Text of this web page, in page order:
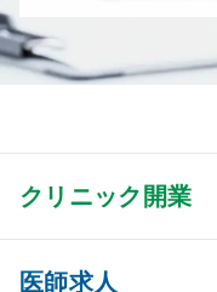
クリニック開業
クリニック開業 TOP
医師求人